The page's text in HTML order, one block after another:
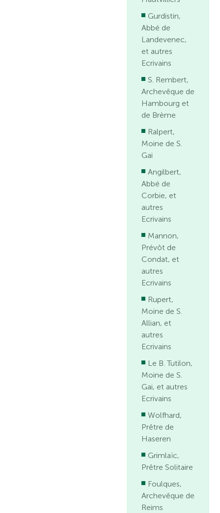
Gurdistin,
Abbé de
Landevenec,
et autres
Ecrivains
S. Rembert,
Archevêque de
Hambourg et
de Brème
Ralpert,
Moine de S.
Gai
Angilbert,
Abbé de
Corbie, et
autres
Ecrivains
Mannon,
Prévôt de
Condat, et
autres
Ecrivains
Rupert,
Moine de S.
Allian, et
autres
Ecrivains
Le B. Tutilon,
Moine de S.
Gai, et autres
Ecrivains
Wolfhard,
Prêtre de
Haseren
Grimlaïc,
Prêtre Solitaire
Foulques,
Archevêque de
Reims